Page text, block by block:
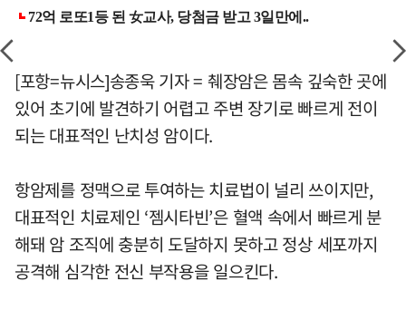
[포항=뉴시스]송종욱 기자 = 췌장암은 몸속 깊숙한 곳에
있어 초기에 발견하기 어렵고 주변 장기로 빠르게 전이
되는 대표적인 난치성 암이다.
항암제를 정맥으로 투여하는 치료법이 널리 쓰이지만,
대표적인 치료제인 ‘젬시타빈’은 혈액 속에서 빠르게 분
해돼 암 조직에 충분히 도달하지 못하고 정상 세포까지
공격해 심각한 전신 부작용을 일으킨다.